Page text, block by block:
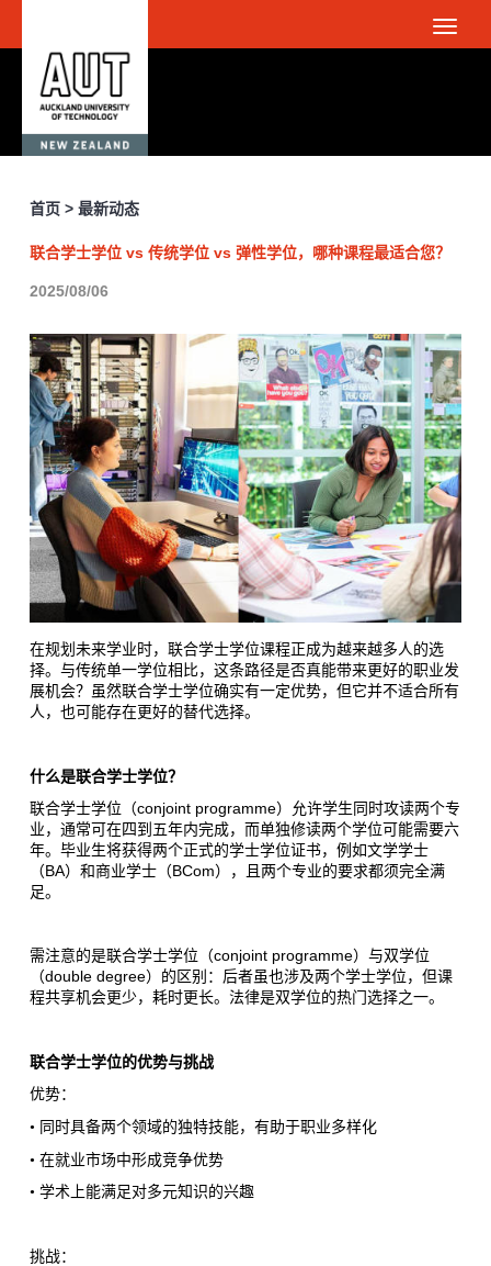
首页 > 最新动态
联合学士学位 vs 传统学位 vs 弹性学位，哪种课程最适合您？
2025/08/06
在规划未来学业时，联合学士学位课程正成为越来越多人的选
择。与传统单一学位相比，这条路径是否真能带来更好的职业发
展机会？虽然联合学士学位确实有一定优势，但它并不适合所有
人，也可能存在更好的替代选择。
什么是联合学士学位？
联合学士学位（conjoint programme）允许学生同时攻读两个专
业，通常可在四到五年内完成，而单独修读两个学位可能需要六
年。毕业生将获得两个正式的学士学位证书，例如文学学士
（BA）和商业学士（BCom），且两个专业的要求都须完全满
足。
需注意的是联合学士学位（conjoint programme）与双学位
（double degree）的区别：后者虽也涉及两个学士学位，但课
程共享机会更少，耗时更长。法律是双学位的热门选择之一。
联合学士学位的优势与挑战
优势：
• 同时具备两个领域的独特技能，有助于职业多样化
• 在就业市场中形成竞争优势
• 学术上能满足对多元知识的兴趣
挑战：